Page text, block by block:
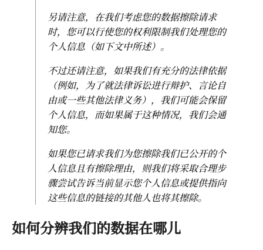
另请注意，在我们考虑您的数据擦除请求
时，您可以行使您的权利限制我们处理您的
个人信息（如下文中所述）。
不过还请注意，如果我们有充分的法律依据
（例如，为了就法律诉讼进行辩护、言论自
由或一些其他法律义务），我们可能会保留
个人信息，而如果属于这种情况，我们会通
知您。
如果您已请求我们为您擦除我们已公开的个
人信息且有擦除理由，则我们将采取合理步
骤尝试告诉当前显示您个人信息或提供指向
这些信息的链接的其他人也将其擦除。
如何分辨我们的数据在哪儿